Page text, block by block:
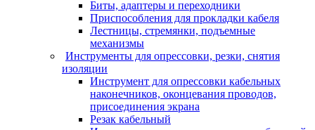
Биты, адаптеры и переходники
Приспособления для прокладки кабеля
Лестницы, стремянки, подъемные
механизмы
Инструменты для опрессовки, резки, снятия
изоляции
Инструмент для опрессовки кабельных
наконечников, оконцевания проводов,
присоединения экрана
Резак кабельный